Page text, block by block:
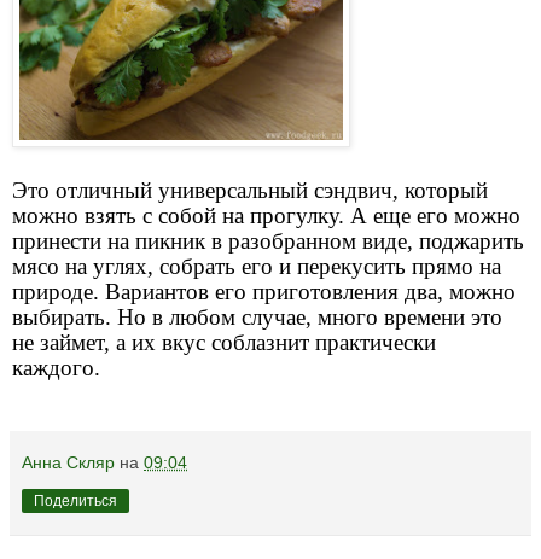
Это отличный универсальный сэндвич, который
можно взять с собой на прогулку. А еще его можно
принести на пикник в разобранном виде, поджарить
мясо на углях, собрать его и перекусить прямо на
природе. Вариантов его приготовления два, можно
выбирать. Но в любом случае, много времени это
не займет, а их вкус соблазнит практически
каждого.
Анна Скляр на 09:04
Поделиться